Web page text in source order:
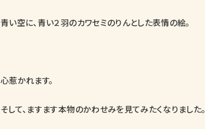
青い空に、青い２羽のカワセミのりんとした表情の絵。
心惹かれます。
そして、ますます本物のかわせみを見てみたくなりました。